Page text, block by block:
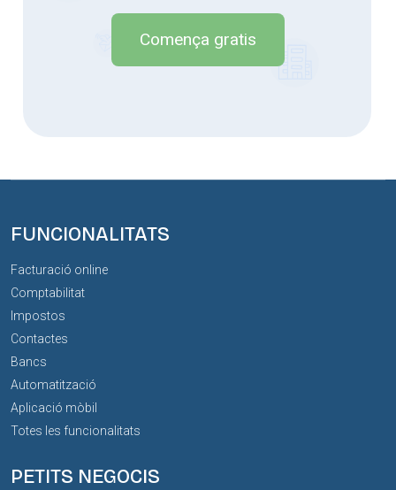
Comença gratis
FUNCIONALITATS
Facturació online
Comptabilitat
Impostos
Contactes
Bancs
Automatització
Aplicació mòbil
Totes les funcionalitats
PETITS NEGOCIS